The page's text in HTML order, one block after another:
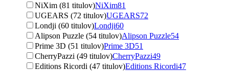
NiXim (81 titulov)NiXim81
UGEARS (72 titulov)UGEARS72
Londji (60 titulov)Londji60
Alipson Puzzle (54 titulov)Alipson Puzzle54
Prime 3D (51 titulov)Prime 3D51
CherryPazzi (49 titulov)CherryPazzi49
Editions Ricordi (47 titulov)Editions Ricordi47